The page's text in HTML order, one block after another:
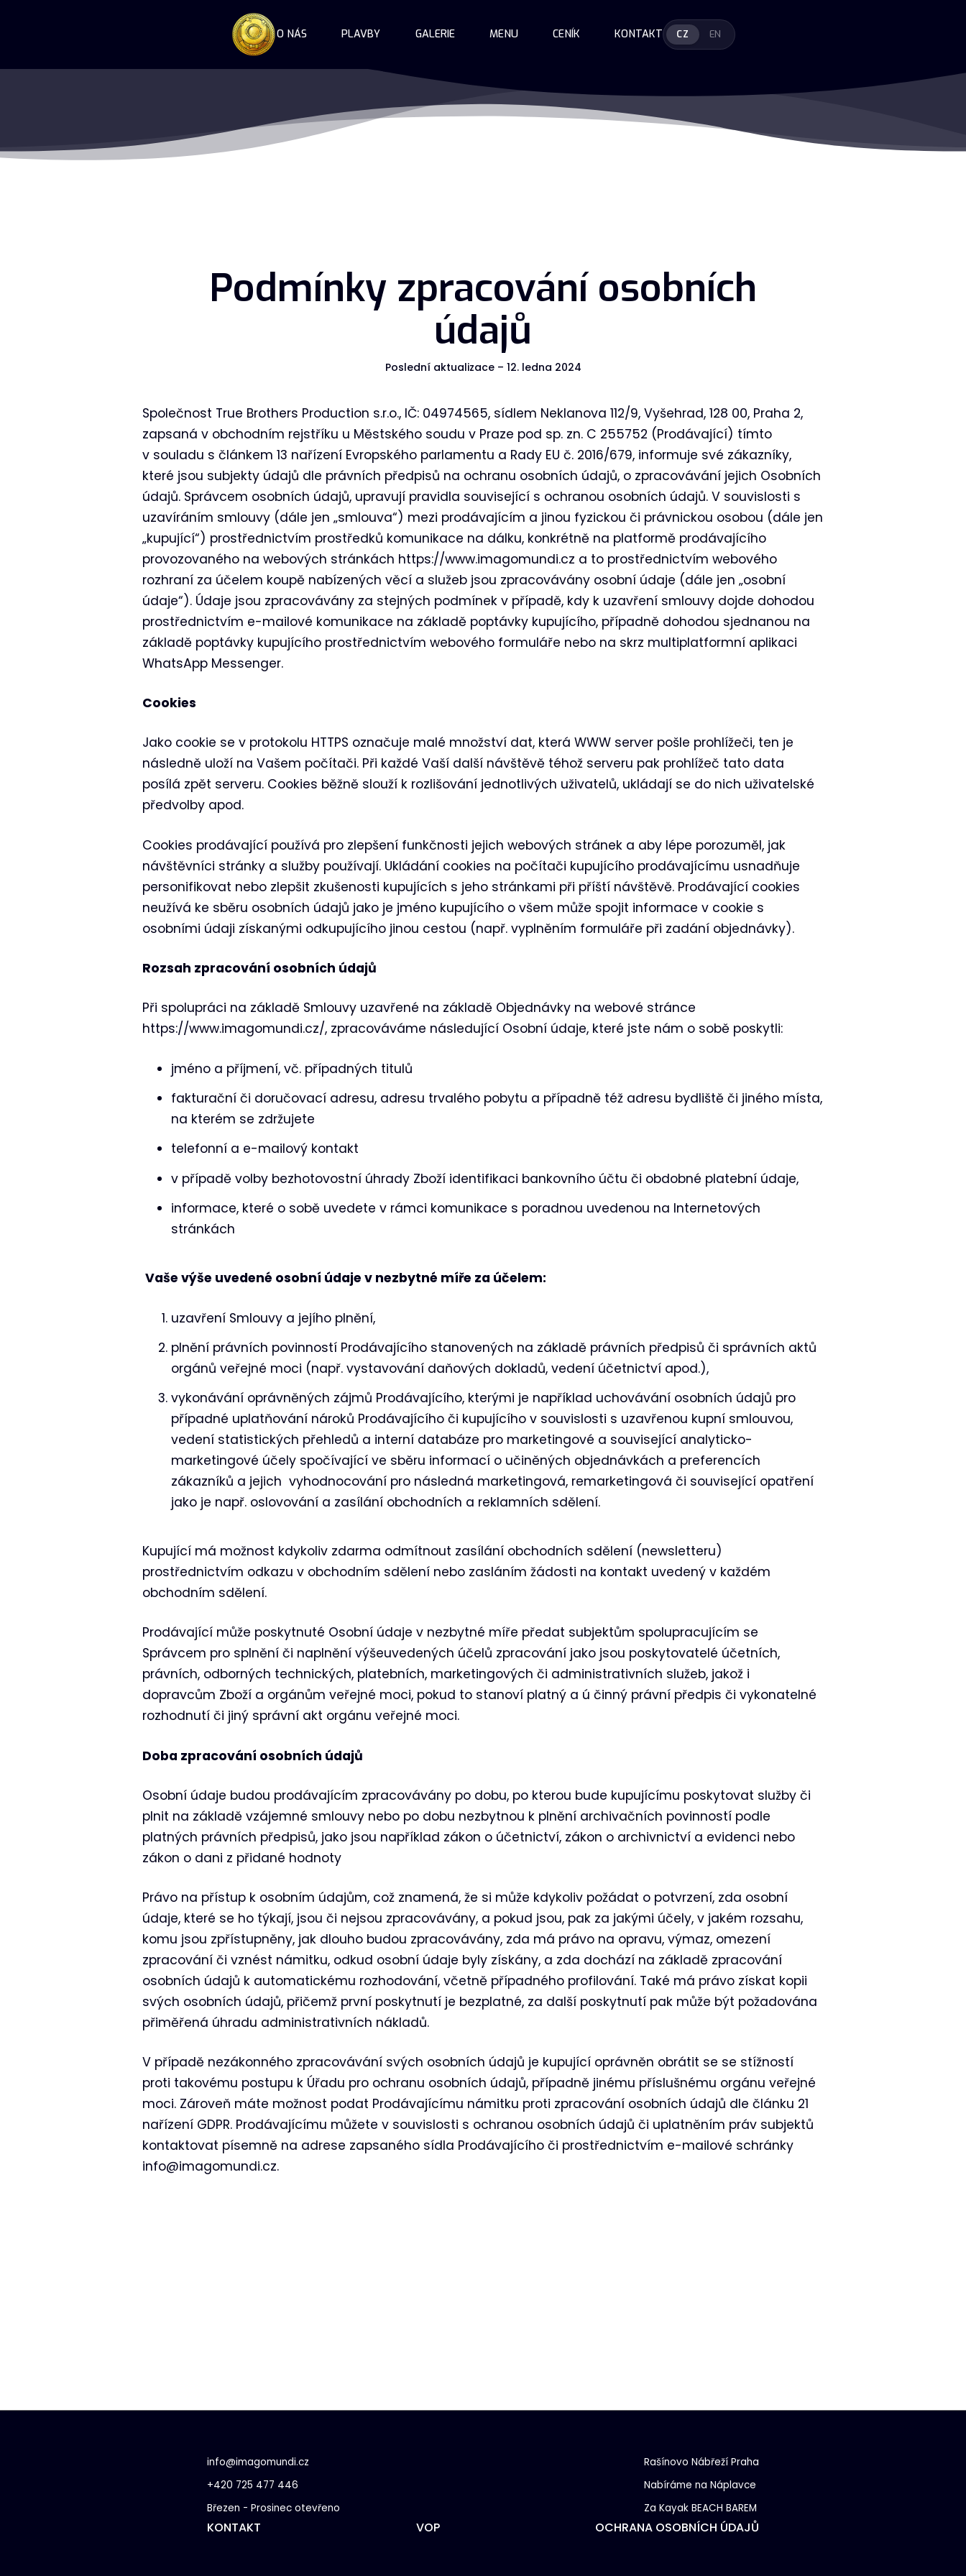
O NÁS PLAVBY GALERIE MENU CENÍK KONTAKT CZ EN
Podmínky zpracování osobních
údajů
Poslední aktualizace – 12. ledna 2024
Společnost True Brothers Production s.r.o., IČ: 04974565, sídlem Neklanova 112/9, Vyšehrad, 128 00, Praha 2,
zapsaná v obchodním rejstříku u Městského soudu v Praze pod sp. zn. C 255752 (Prodávající) tímto
v souladu s článkem 13 nařízení Evropského parlamentu a Rady EU č. 2016/679, informuje své zákazníky,
které jsou subjekty údajů dle právních předpisů na ochranu osobních údajů, o zpracovávání jejich Osobních
údajů. Správcem osobních údajů, upravují pravidla související s ochranou osobních údajů. V souvislosti s
uzavíráním smlouvy (dále jen „smlouva“) mezi prodávajícím a jinou fyzickou či právnickou osobou (dále jen
„kupující“) prostřednictvím prostředků komunikace na dálku, konkrétně na platformě prodávajícího
provozovaného na webových stránkách https://www.imagomundi.cz a to prostřednictvím webového
rozhraní za účelem koupě nabízených věcí a služeb jsou zpracovávány osobní údaje (dále jen „osobní
údaje“). Údaje jsou zpracovávány za stejných podmínek v případě, kdy k uzavření smlouvy dojde dohodou
prostřednictvím e-mailové komunikace na základě poptávky kupujícího, případně dohodou sjednanou na
základě poptávky kupujícího prostřednictvím webového formuláře nebo na skrz multiplatformní aplikaci
WhatsApp Messenger.
Cookies
Jako cookie se v protokolu HTTPS označuje malé množství dat, která WWW server pošle prohlížeči, ten je
následně uloží na Vašem počítači. Při každé Vaší další návštěvě téhož serveru pak prohlížeč tato data
posílá zpět serveru. Cookies běžně slouží k rozlišování jednotlivých uživatelů, ukládají se do nich uživatelské
předvolby apod.
Cookies prodávající používá pro zlepšení funkčnosti jejich webových stránek a aby lépe porozuměl, jak
návštěvníci stránky a služby používají. Ukládání cookies na počítači kupujícího prodávajícímu usnadňuje
personifikovat nebo zlepšit zkušenosti kupujících s jeho stránkami při příští návštěvě. Prodávající cookies
neužívá ke sběru osobních údajů jako je jméno kupujícího o všem může spojit informace v cookie s
osobními údaji získanými odkupujícího jinou cestou (např. vyplněním formuláře při zadání objednávky).
Rozsah zpracování osobních údajů
Při spolupráci na základě Smlouvy uzavřené na základě Objednávky na webové stránce
https://www.imagomundi.cz/, zpracováváme následující Osobní údaje, které jste nám o sobě poskytli:
jméno a příjmení, vč. případných titulů
fakturační či doručovací adresu, adresu trvalého pobytu a případně též adresu bydliště či jiného místa,
na kterém se zdržujete
telefonní a e-mailový kontakt
v případě volby bezhotovostní úhrady Zboží identifikaci bankovního účtu či obdobné platební údaje,
informace, které o sobě uvedete v rámci komunikace s poradnou uvedenou na Internetových
stránkách
Vaše výše uvedené osobní údaje v nezbytné míře za účelem:
uzavření Smlouvy a jejího plnění,
plnění právních povinností Prodávajícího stanovených na základě právních předpisů či správních aktů
orgánů veřejné moci (např. vystavování daňových dokladů, vedení účetnictví apod.),
vykonávání oprávněných zájmů Prodávajícího, kterými je například uchovávání osobních údajů pro
případné uplatňování nároků Prodávajícího či kupujícího v souvislosti s uzavřenou kupní smlouvou,
vedení statistických přehledů a interní databáze pro marketingové a související analyticko-
marketingové účely spočívající ve sběru informací o učiněných objednávkách a preferencích
zákazníků a jejich vyhodnocování pro následná marketingová, remarketingová či související opatření
jako je např. oslovování a zasílání obchodních a reklamních sdělení.
Kupující má možnost kdykoliv zdarma odmítnout zasílání obchodních sdělení (newsletteru)
prostřednictvím odkazu v obchodním sdělení nebo zasláním žádosti na kontakt uvedený v každém
obchodním sdělení.
Prodávající může poskytnuté Osobní údaje v nezbytné míře předat subjektům spolupracujícím se
Správcem pro splnění či naplnění výšeuvedených účelů zpracování jako jsou poskytovatelé účetních,
právních, odborných technických, platebních, marketingových či administrativních služeb, jakož i
dopravcům Zboží a orgánům veřejné moci, pokud to stanoví platný a ú činný právní předpis či vykonatelné
rozhodnutí či jiný správní akt orgánu veřejné moci.
Doba zpracování osobních údajů
Osobní údaje budou prodávajícím zpracovávány po dobu, po kterou bude kupujícímu poskytovat služby či
plnit na základě vzájemné smlouvy nebo po dobu nezbytnou k plnění archivačních povinností podle
platných právních předpisů, jako jsou například zákon o účetnictví, zákon o archivnictví a evidenci nebo
zákon o dani z přidané hodnoty
Právo na přístup k osobním údajům, což znamená, že si může kdykoliv požádat o potvrzení, zda osobní
údaje, které se ho týkají, jsou či nejsou zpracovávány, a pokud jsou, pak za jakými účely, v jakém rozsahu,
komu jsou zpřístupněny, jak dlouho budou zpracovávány, zda má právo na opravu, výmaz, omezení
zpracování či vznést námitku, odkud osobní údaje byly získány, a zda dochází na základě zpracování
osobních údajů k automatickému rozhodování, včetně případného profilování. Také má právo získat kopii
svých osobních údajů, přičemž první poskytnutí je bezplatné, za další poskytnutí pak může být požadována
přiměřená úhradu administrativních nákladů.
V případě nezákonného zpracovávání svých osobních údajů je kupující oprávněn obrátit se se stížností
proti takovému postupu k Úřadu pro ochranu osobních údajů, případně jinému příslušnému orgánu veřejné
moci. Zároveň máte možnost podat Prodávajícímu námitku proti zpracování osobních údajů dle článku 21
nařízení GDPR. Prodávajícímu můžete v souvislosti s ochranou osobních údajů či uplatněním práv subjektů
kontaktovat písemně na adrese zapsaného sídla Prodávajícího či prostřednictvím e-mailové schránky
info@imagomundi.cz.
info@imagomundi.cz
+420 725 477 446
Březen - Prosinec otevřeno
Rašínovo Nábřeží Praha
Nabíráme na Náplavce
Za Kayak BEACH BAREM
KONTAKT VOP OCHRANA OSOBNÍCH ÚDAJŮ